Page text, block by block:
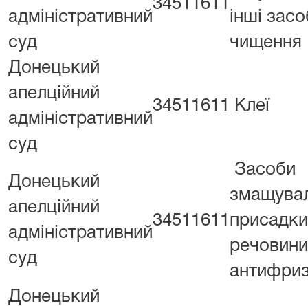
адміністративний
суд
34511611
інші
чищення
Донецький
апелційний
адміністративний
суд
34511611 Клеї
Донецький
апелційний
адміністративний
суд
34511611
Засоби
речовини
Донецький